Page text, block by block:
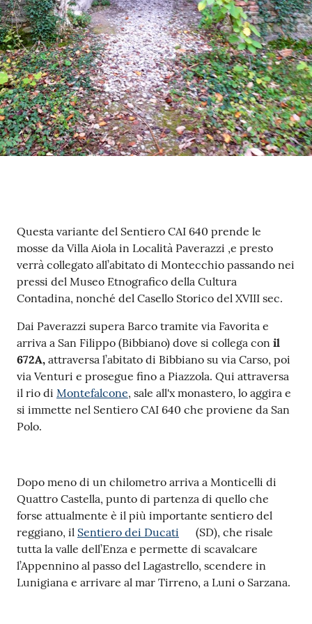
Tutti
gli
argomenti...
Seguici
su
Contenuto
Questa variante del Sentiero CAI 640 prende le
mosse da Villa Aiola in Località Paverazzi ,e presto
verrà collegato all’abitato di Montecchio passando nei
pressi del Museo Etnografico della Cultura
Contadina, nonché del Casello Storico del XVIII sec.
Dai Paverazzi supera Barco tramite via Favorita e
arriva a San Filippo (Bibbiano) dove si collega con il
672A, attraversa l’abitato di Bibbiano su via Carso, poi
via Venturi e prosegue fino a Piazzola. Qui attraversa
il rio di Montefalcone, sale all'x monastero, lo aggira e
si immette nel Sentiero CAI 640 che proviene da San
Polo.
Dopo meno di un chilometro arriva a Monticelli di
Quattro Castella, punto di partenza di quello che
forse attualmente è il più importante sentiero del
reggiano, il Sentiero dei Ducati
(SD), che risale
tutta la valle dell’Enza e permette di scavalcare
l’Appennino al passo del Lagastrello, scendere in
Lunigiana e arrivare al mar Tirreno, a Luni o Sarzana.